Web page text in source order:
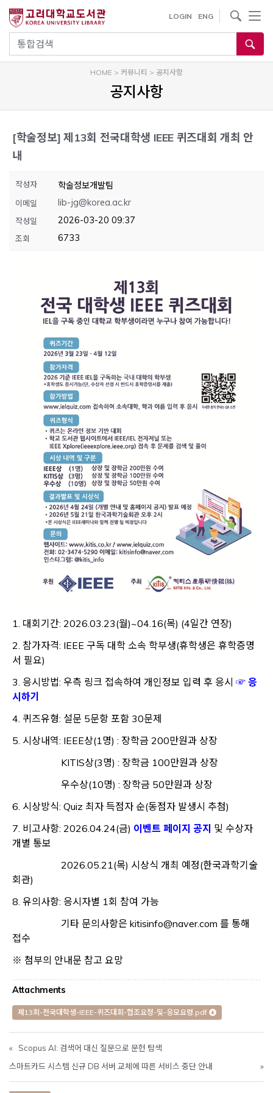
건
기
통합검색
LOGIN ENG
사이트내 검색
HOME > 커뮤니티 > 공지사항
공지사항
[학술정보]제13회 전국대학생 IEEE 퀴즈대회 개최 안
내
작성자 학술정보개발팀
이메일 lib-jg@korea.ac.kr
작성일 2026-03-20 09:37
조회 6733
1. 대회기간: 2026.03.23(월)~04.16(목) (4일간 연장)
2. 참가자격: IEEE 구독 대학 소속 학부생(휴학생은 휴학증명
서 필요)
3. 응시방법: 우측 링크 접속하여 개인정보 입력 후 응시 ☞ 응
시하기
4. 퀴즈유형: 설문 5문항 포함 30문제
5. 시상내역: IEEE상(1명) : 장학금 200만원과 상장
KITIS상(3명) : 장학금 100만원과 상장
우수상(10명) : 장학금 50만원과 상장
6. 시상방식: Quiz 최자 득점자 순(동점자 발생시 추첨)
7. 비고사항: 2026.04.24(금) 이벤트 페이지 공지 Opens a
및 수상자
개별 통보
2026.05.21(목) 시상식 개최 예정(한국과학기술
회관)
8. 유의사항: 응시자별 1회 참여 가능
기타 문의사항은 kitisinfo@naver.com 를 통해
접수
※ 첨부의 안내문 참고 요망
Attachments
제13회-전국대학생-IEEE-퀴즈대회-협조요청-및-응모요령.pdf
«
Scopus AI: 검색어 대신 질문으로 문헌 탐색
스마트카드 시스템 신규 DB 서버 교체에 따른 서비스 중단 안내
»